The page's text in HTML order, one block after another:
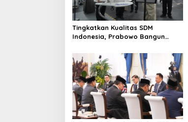
Tingkatkan Kualitas SDM
Indonesia, Prabowo Bangun
Undang Universitas Terbaik Dunia